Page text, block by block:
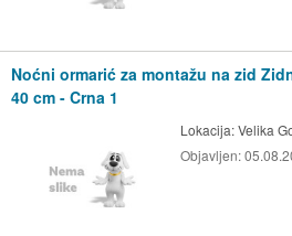
Noćni ormarić za montažu na zid
40 cm - Crna 1
Lokacija:Velika
Objavljen: